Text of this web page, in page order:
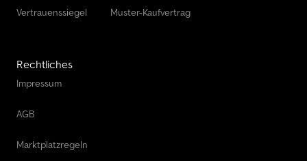
Vertrauenssiegel Muster-Kaufvertrag
Rechtliches
Impressum
AGB
Marktplatzregeln